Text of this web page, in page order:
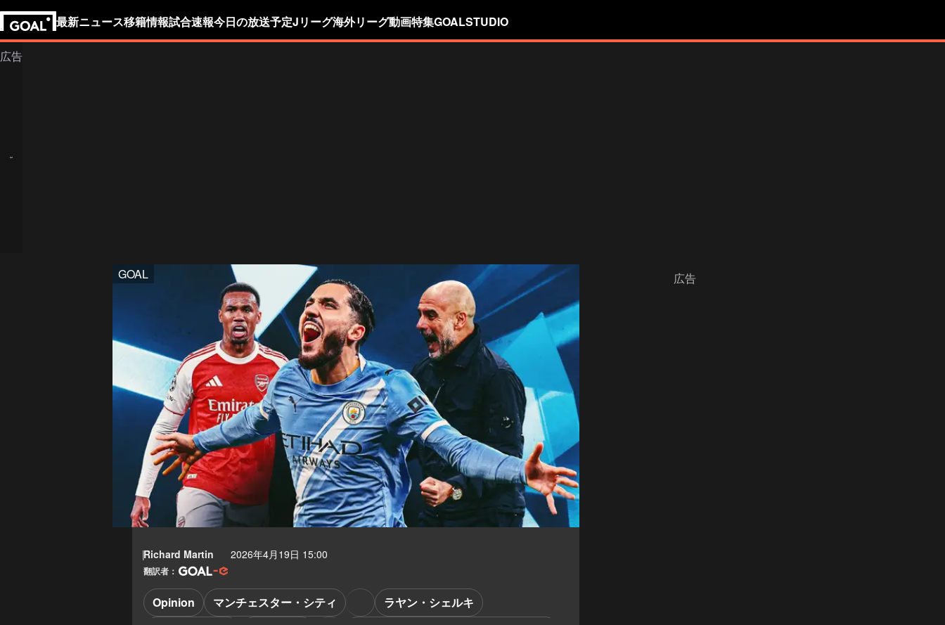
最新ニュース移籍情報試合速報今日の放送予定Jリーグ海外リーグ動画特集GOALSTUDIO
GOAL
Richard Martin 2026年4月19日 15:00
翻訳者：
Opinion マンチェスター・シティ
ラヤン・シェルキ